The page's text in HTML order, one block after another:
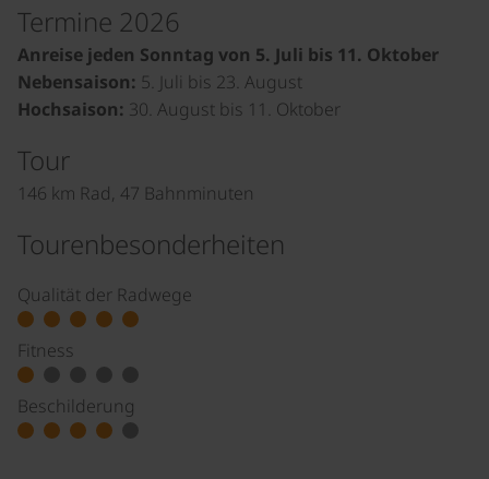
Termine 2026
Anreise jeden Sonntag von 5. Juli bis 11. Oktober
Nebensaison: 5. Juli bis 23. August
Hochsaison: 30. August bis 11. Oktober
Tour
146 km Rad, 47 Bahnminuten
Tourenbesonderheiten
Qualität der Radwege
Fitness
Beschilderung